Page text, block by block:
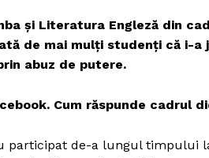
şi Literatura Engleză din
de mai mulţi studenţi că i-a
abuz de putere.
Cum răspunde cadrul
participat de-a lungul timpului